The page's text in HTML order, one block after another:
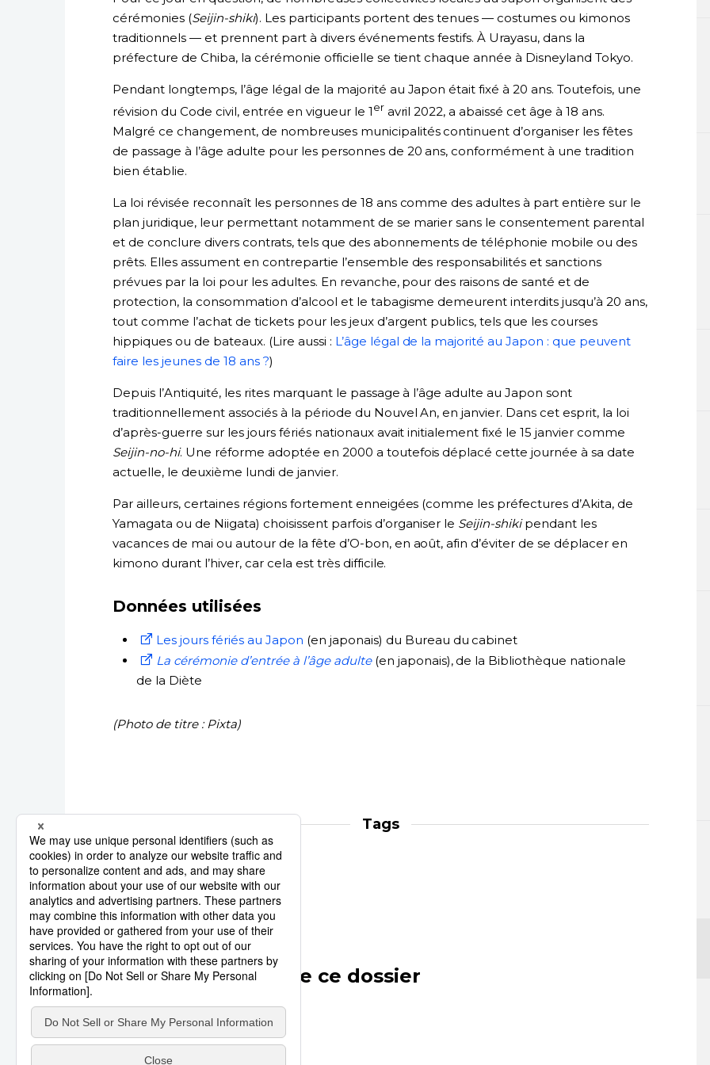
cérémonies (Seijin-shiki). Les participants portent des tenues — costumes ou kimonos
traditionnels — et prennent part à divers événements festifs. À Urayasu, dans la
préfecture de Chiba, la cérémonie officielle se tient chaque année à Disneyland Tokyo.
Pendant longtemps, l’âge légal de la majorité au Japon était fixé à 20 ans. Toutefois, une
révision du Code civil, entrée en vigueur le 1 eravril 2022, a abaissé cet âge à 18 ans.
Malgré ce changement, de nombreuses municipalités continuent d’organiser les fêtes
de passage à l’âge adulte pour les personnes de 20 ans, conformément à une tradition
bien établie.
La loi révisée reconnaît les personnes de 18 ans comme des adultes à part entière sur le
plan juridique, leur permettant notamment de se marier sans le consentement parental
et de conclure divers contrats, tels que des abonnements de téléphonie mobile ou des
prêts. Elles assument en contrepartie l’ensemble des responsabilités et sanctions
prévues par la loi pour les adultes. En revanche, pour des raisons de santé et de
protection, la consommation d’alcool et le tabagisme demeurent interdits jusqu’à 20 ans,
tout comme l’achat de tickets pour les jeux d’argent publics, tels que les courses
hippiques ou de bateaux. (Lire aussi : L’âge légal de la majorité au Japon : que peuvent
faire les jeunes de 18 ans ?)
Depuis l’Antiquité, les rites marquant le passage à l’âge adulte au Japon sont
traditionnellement associés à la période du Nouvel An, en janvier. Dans cet esprit, la loi
d’après-guerre sur les jours fériés nationaux avait initialement fixé le 15 janvier comme
Seijin-no-hi. Une réforme adoptée en 2000 a toutefois déplacé cette journée à sa date
actuelle, le deuxième lundi de janvier.
Par ailleurs, certaines régions fortement enneigées (comme les préfectures d’Akita, de
Yamagata ou de Niigata) choisissent parfois d’organiser le Seijin-shikipendant les
vacances de mai ou autour de la fête d’O-bon, en août, afin d’éviter de se déplacer en
kimono durant l’hiver, car cela est très difficile.
Données utilisées
Les jours fériés au Japon (en japonais) du Bureau du cabinet
La cérémonie d’entrée à l’âge adulte(en japonais), de la Bibliothèque nationale
de la Diète
(Photo de titre : Pixta)
Tags
calendrier congé
Autres articles de ce dossier